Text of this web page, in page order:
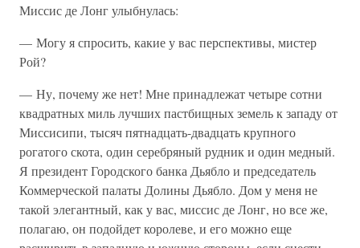
Миссис де Лонг улыбнулась:
— Могу я спросить, какие у вас перспективы, мистер
Рой?
— Ну, почему же нет! Мне принадлежат четыре сотни
квадратных миль лучших пастбищных земель к западу от
Миссисипи, тысяч пятнадцать-двадцать крупного
рогатого скота, один серебряный рудник и один медный.
Я президент Городского банка Дьябло и председатель
Коммерческой палаты Долины Дьябло. Дом у меня не
такой элегантный, как у вас, миссис де Лонг, но все же,
полагаю, он подойдет королеве, и его можно еще